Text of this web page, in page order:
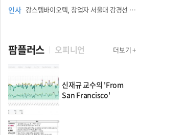
인사 강스템바이오텍, 창업자 서울대 강경선 교수 최고과학책임자 선임
팜플러스 오피니언 더보기 +
신재규 교수의 'From
San Francisco'